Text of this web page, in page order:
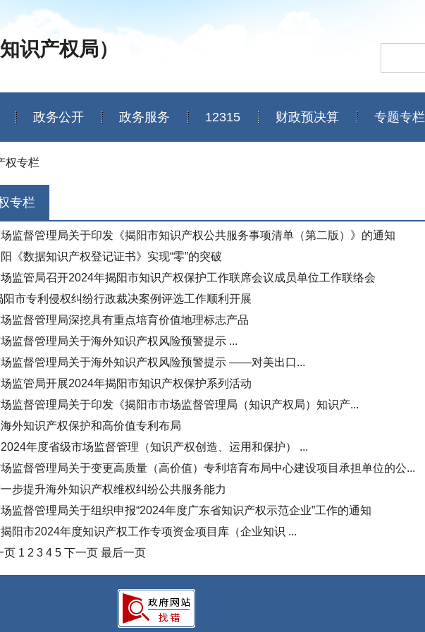
识产权局）
政务公开 政务服务 12315 财政预决算 专题专栏
权专栏
专栏
监督管理局关于印发《揭阳市知识产权公共服务事项清单（第二版）》的通知
《数据知识产权登记证书》实现“零”的突破
监管局召开2024年揭阳市知识产权保护工作联席会议成员单位工作联络会
阳市专利侵权纠纷行政裁决案例评选工作顺利开展
监督管理局深挖具有重点培育价值地理标志产品
监督管理局关于海外知识产权风险预警提示 ...
监督管理局关于海外知识产权风险预警提示 ——对美出口...
监管局开展2024年揭阳市知识产权保护系列活动
监督管理局关于印发《揭阳市市场监督管理局（知识产权局）知识产...
外知识产权保护和高价值专利布局
年度省级市场监督管理（知识产权创造、运用和保护） ...
监督管理局关于变更高质量（高价值）专利培育布局中心建设项目承担单位的公...
步提升海外知识产权维权纠纷公共服务能力
监督管理局关于组织申报“2024年度广东省知识产权示范企业”工作的通知
阳市2024年度知识产权工作专项资金项目库（企业知识 ...
页 1 2 3 4 5 下一页 最后一页